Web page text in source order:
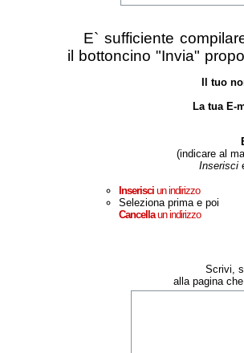
E` sufficiente
il bottoncino "Invia"
Il tuo
La tua E-
(indicare al
Inserisci
Inserisciun indirizzo
Seleziona prima e poi
Cancellaun indirizzo
Scrivi,
alla pagina